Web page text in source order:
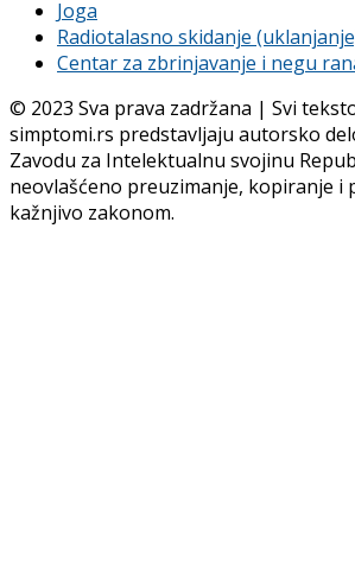
Joga
Radiotalasno skidanje
Centar za zbrinjavanje i negu
© 2023 Sva prava zadržana | Svi
simptomi.rs predstavljaju autorsko
Zavodu za Intelektualnu svojinu
neovlašćeno preuzimanje, kopiranje i
kažnjivo zakonom.